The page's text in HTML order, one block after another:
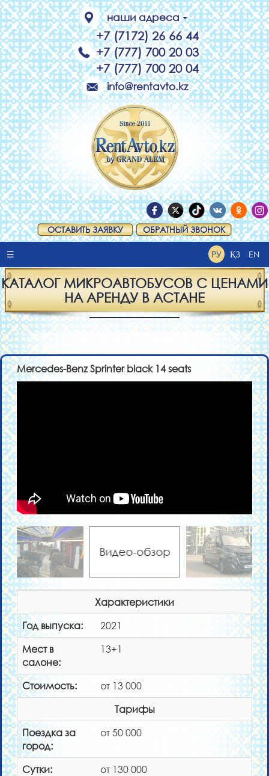
наши адреса
+7 (7172) 26 66 44
+7 (777) 700 20 03
+7 (777) 700 20 04
info@rentavto.kz
ОСТАВИТЬ ЗАЯВКУ ОБРАТНЫЙ ЗВОНОК
☰ РУ ҚЗ EN
КАТАЛОГ МИКРОАВТОБУСОВ С ЦЕНАМИ
НА АРЕНДУ В АСТАНЕ
Mercedes-Benz Sprinter black 14 seats
Видео-обзор
Характеристики
Год выпуска:
2021
Мест в
салоне:
13+1
Стоимость:
от 13 000
Тарифы
Поездка за
город:
от 50 000
Сутки:
от 130 000